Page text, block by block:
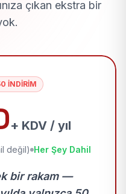
çıkan ekstra bir
İNDİRİM
+ KDV / yıl
değil) Her Şey Dahil
bir rakam —